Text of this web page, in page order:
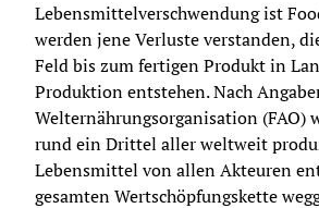
Lebensmittelverschwendung ist
werden jene Verluste verstanden,
Feld bis zum fertigen Produkt in
Produktion entstehen. Nach
Welternährungsorganisation (FAO)
rund ein Drittel aller weltweit
Lebensmittel von allen Akteuren
gesamten Wertschöpfungskette